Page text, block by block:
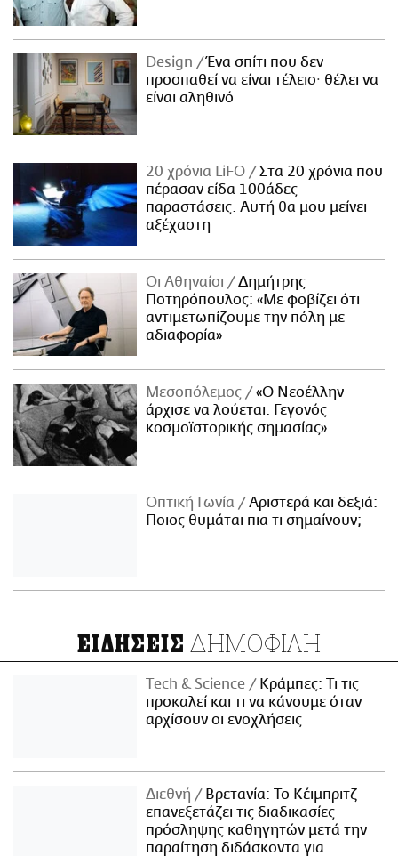
Design
Ένα σπίτι που δεν
προσπαθεί να είναι τέλειο· θέλει να
είναι αληθινό
20 χρόνια LiFO
Στα 20 χρόνια που
πέρασαν είδα 100άδες
παραστάσεις. Αυτή θα μου μείνει
αξέχαστη
Οι Αθηναίοι
Δημήτρης
Ποτηρόπουλος: «Με φοβίζει ότι
αντιμετωπίζουμε την πόλη με
αδιαφορία»
Μεσοπόλεμος
«Ο Νεοέλλην
άρχισε να λούεται. Γεγονός
κοσμοϊστορικής σημασίας»
Οπτική Γωνία
Αριστερά και δεξιά:
Ποιος θυμάται πια τι σημαίνουν;
ΕΙΔΗΣΕΙΣ ΔΗΜΟΦΙΛΗ
Τech & Science
Κράμπες: Τι τις
προκαλεί και τι να κάνουμε όταν
αρχίσουν οι ενοχλήσεις
Διεθνή
Βρετανία: Το Κέιμπριτζ
επανεξετάζει τις διαδικασίες
πρόσληψης καθηγητών μετά την
παραίτηση διδάσκοντα για